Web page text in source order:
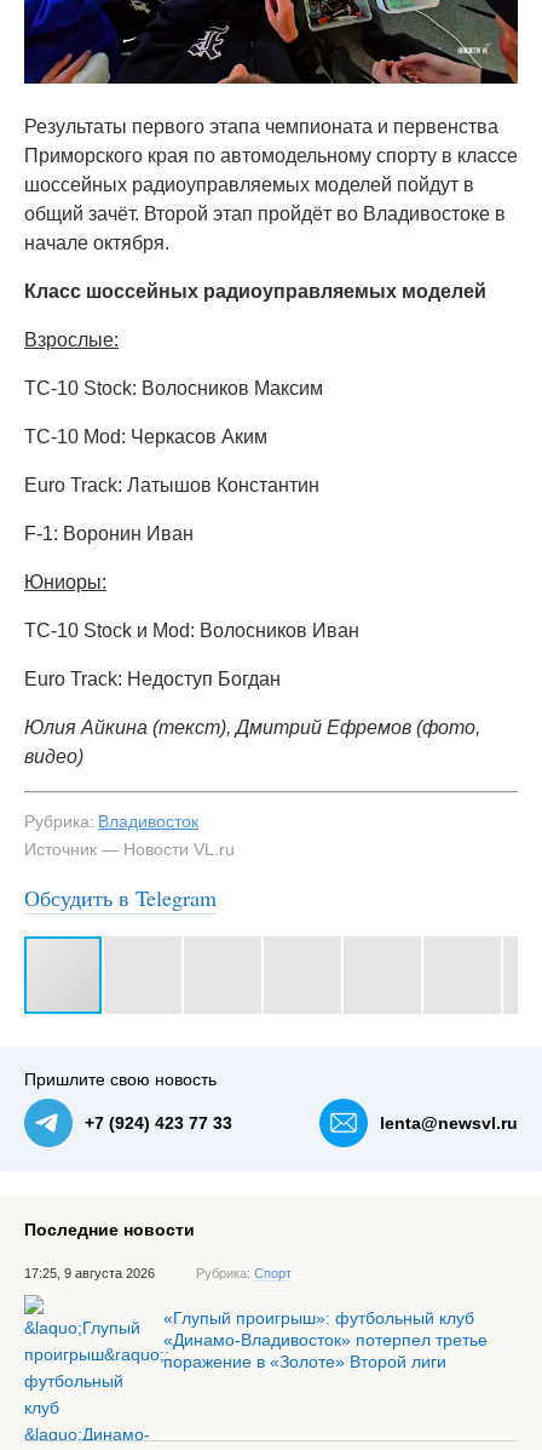
Результаты первого этапа чемпионата и первенства
Приморского края по автомодельному спорту в классе
шоссейных радиоуправляемых моделей пойдут в
общий зачёт. Второй этап пройдёт во Владивостоке в
начале октября.
Класс шоссейных радиоуправляемых моделей
Взрослые:
TC-10 Stock: Волосников Максим
TC-10 Mod: Черкасов Аким
Euro Track: Латышов Константин
F-1: Воронин Иван
Юниоры:
TC-10 Stock и Mod: Волосников Иван
Euro Track: Недоступ Богдан
Юлия Айкина (текст), Дмитрий Ефремов (фото,
видео)
Рубрика: Владивосток
Источник — Новости VL.ru
Обсудить в Telegram
Пришлите свою новость
+7 (924) 423 77 33 lenta@newsvl.ru
Последние новости
17:25, 9 августа 2026 Рубрика: Спорт
«Глупый проигрыш»: футбольный клуб
«Динамо-Владивосток» потерпел третье
поражение в «Золоте» Второй лиги